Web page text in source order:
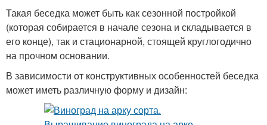
Такая беседка может быть как сезонной постройкой
(которая собирается в начале сезона и складывается в
его конце), так и стационарной, стоящей круглогодично
на прочном основании.
В зависимости от конструктивных особенностей беседка
может иметь различную форму и дизайн: